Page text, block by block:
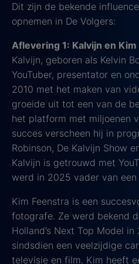
Dit zijn de bekende
opnemen in De Volgers:
Aflevering 1: Kalvijn en
Kalvijn, geboren als Kelvin
YouTuber, presentator en
2010 met het maken van
groeide uit tot een van de
het platform met miljoenen
succes verscheen hij in
Robinson, De Kalvijn Show
Kalvijn is getrouwd met
werd in 2025 vader van een
Kim Feenstra is een
fotografe. Ze werd bekend
Holland’s Next Top Model
sindsdien een veelzijdige
televisie en film. Kim heeft